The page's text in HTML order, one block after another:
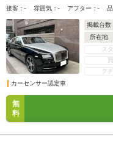
接客：- 雰囲気：- アフター：-
掲載台数
所在地
ス
ク
カーセンサー認定車
無
料